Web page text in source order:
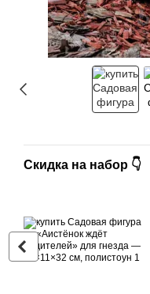
Скидка на набор 👇